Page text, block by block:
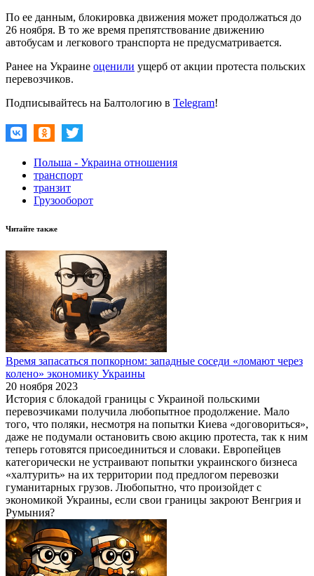
По ее данным, блокировка движения может продолжаться до
26 ноября. В то же время препятствование движению
автобусам и легкового транспорта не предусматривается.
Ранее на Украине оценили ущерб от акции протеста польских
перевозчиков.
Подписывайтесь на Балтологию в Telegram!
Польша - Украина отношения
транспорт
транзит
Грузооборот
Читайте также
Время запасаться попкорном: западные соседи «ломают через
колено» экономику Украины
20 ноября 2023
История с блокадой границы с Украиной польскими
перевозчиками получила любопытное продолжение. Мало
того, что поляки, несмотря на попытки Киева «договориться»,
даже не подумали остановить свою акцию протеста, так к ним
теперь готовятся присоединиться и словаки. Европейцев
категорически не устраивают попытки украинского бизнеса
«халтурить» на их территории под предлогом перевозки
гуманитарных грузов. Любопытно, что произойдет с
экономикой Украины, если свои границы закроют Венгрия и
Румыния?